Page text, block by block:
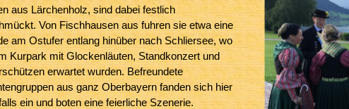
aus Lärchenholz, sind dabei festlich
Von Fischhausen aus fuhren sie etwa eine
am Ostufer entlang hinüber nach Schliersee, wo
Kurpark mit Glockenläuten, Standkonzert und
erwartet wurden. Befreundete
aus ganz Oberbayern fanden sich hier
ein und boten eine feierliche Szenerie.